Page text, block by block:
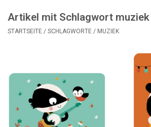
SALE
Info
Lookbooks
Artikel mit Schlagwort muziek
STARTSEITE / SCHLAGWORTE / MUZIEK